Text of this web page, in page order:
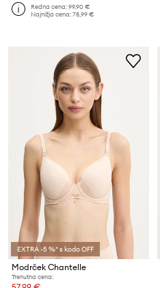
Redna cena:99,90 €
Najnižja cena:78,99 €
EXTRA -5 %* s kodo OFF
Modrček Chantelle
Trenutna cena: